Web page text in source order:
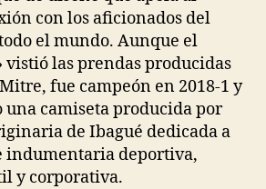
con los aficionados del
el mundo. Aunque el
vistió las prendas producidas
fue campeón en 2018-1 y
una camiseta producida por
de Ibagué dedicada a
indumentaria deportiva,
y corporativa.